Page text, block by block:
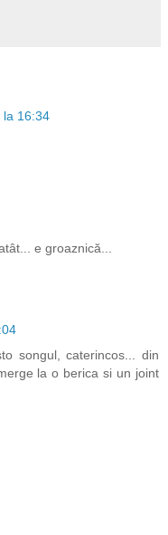
la 16:34
e groaznică...
songul, caterincos... din
la o berica si un joint